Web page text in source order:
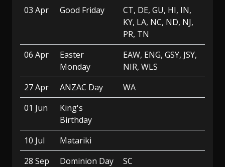
03 Apr Good Friday
CT, DE, GU, HI, IN,
KY, LA, NC, ND, NJ,
PR, TN
06 Apr
Easter
Monday
EAW, ENG, GSY, JSY,
NIR, WLS
27 Apr
ANZAC Day
WA
01 Jun
King's
Birthday
10 Jul
Matariki
28 Sep
Dominion Day
SC